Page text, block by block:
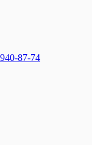
87-74